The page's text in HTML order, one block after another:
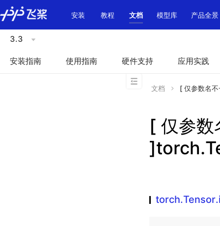
\u200E
安装
教程 文档 模型库 产品全景
3.3
安装指南 使用指南 硬件支持 应用实践
文档 [ 仅参数名
[ 仅参数